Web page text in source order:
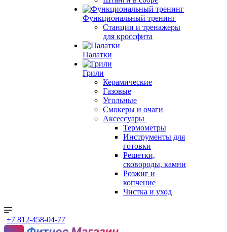
Функциональный тренинг
Станции и тренажеры
для кроссфита
Палатки
Грили
Керамические
Газовые
Угольные
Смокеры и очаги
Аксессуары
Термометры
Инструменты для
готовки
Решетки,
сковороды, камни
Розжиг и
копчение
Чистка и уход
+7 812-458-04-77